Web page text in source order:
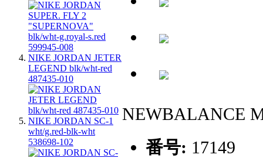
NIKE JORDAN JETER
LEGEND blk/wht-red
487435-010
NIKE JORDAN SC-1
wht/g.red-blk-wht
538698-102
NEWBALANCE
番号: 17149